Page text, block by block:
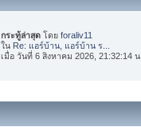
กระทู้ล่าสุด โดยforaliv11
ใน Re: แอร์บ้าน, แอร์บ้าน ร...
เมื่อ วันที่ 6 สิงหาคม 2026, 21:32:14 น.